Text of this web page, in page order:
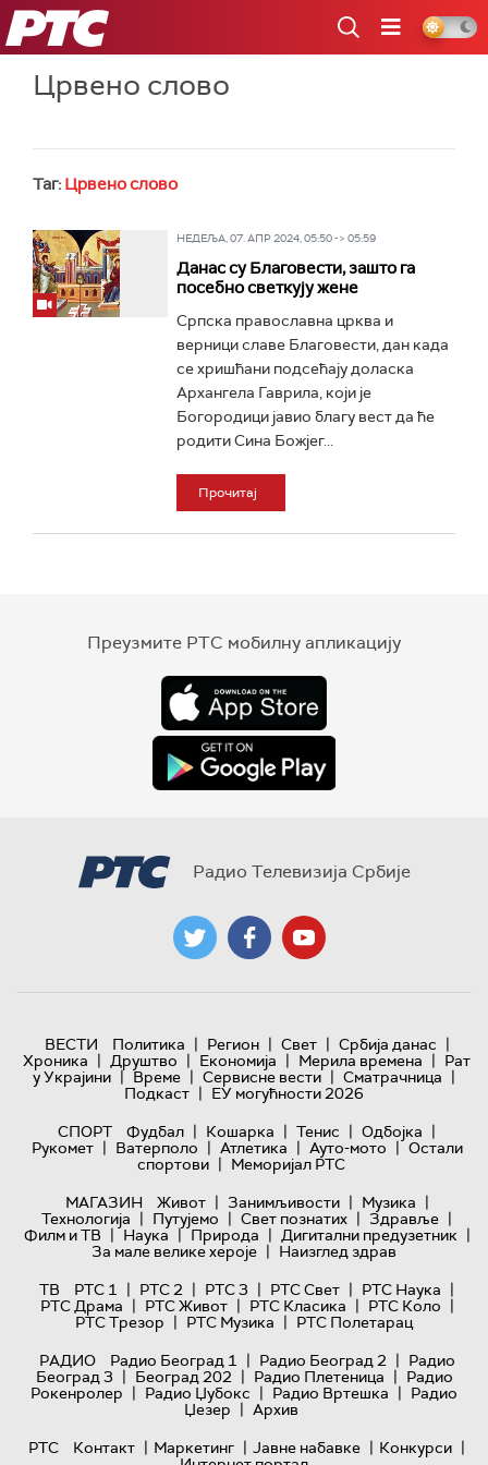
РТС
Црвено слово
Таг: Црвено слово
НЕДЕЉА, 07. АПР 2024, 05:50 -> 05:59
Данас су Благовести, зашто га
посебно светкују жене
Српска православна црква и
верници славе Благовести, дан када
се хришћани подсећају доласка
Архангела Гаврила, који је
Богородици јавио благу вест да ће
родити Сина Божјег...
Прочитај
Преузмите РТС мобилну апликацију
Радио Телевизија Србије
ВЕСТИ Политика | Регион | Свет | Србија данас |
Хроника | Друштво | Економија | Мерила времена | Рат
у Украјини | Време | Сервисне вести | Сматрачница |
Подкаст | ЕУ могућности 2026
СПОРТ
Фудбал | Кошарка | Тенис | Одбојка |
Рукомет | Ватерполо | Атлетика | Ауто-мото | Остали
спортови | Меморијал РТС
МАГАЗИН
Живот | Занимљивости | Музика |
Технологијa | Путујемо | Свет познатих | Здравље |
Филм и ТВ | Наука | Природа | Дигитални предузетник |
За мале велике хероје | Наизглед здрав
ТВ
РТС 1 | РТС 2 | РТС 3 | РТС Свет | РТС Наука |
РТС Драма | РТС Живот | РТС Класика | РТС Коло |
РТС Трезор | РТС Музика | РТС Полетарац
РАДИО
Радио Београд 1 | Радио Београд 2 | Радио
Београд 3 | Београд 202 | Радио Плетеница | Радио
Рокенролер | Радио Џубокс | Радио Вртешка | Радио
Џезер | Архив
РТС
Контакт | Маркетинг | Јавне набавке | Конкурси |